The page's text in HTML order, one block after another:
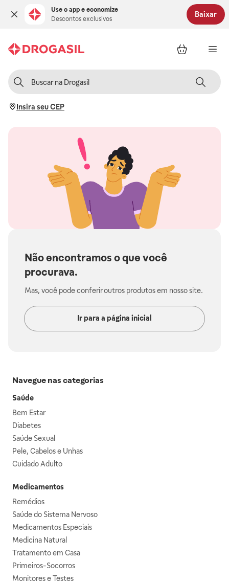
Use o app e economize
Descontos exclusivos
Baixar
Insira seu CEP
Não encontramos o que você
procurava.
Mas, você pode conferir outros produtos em nosso site.
Ir para a página inicial
Navegue nas categorias
Saúde
Bem Estar
Diabetes
Saúde Sexual
Pele, Cabelos e Unhas
Cuidado Adulto
Medicamentos
Remédios
Saúde do Sistema Nervoso
Medicamentos Especiais
Medicina Natural
Tratamento em Casa
Primeiros-Socorros
Monitores e Testes